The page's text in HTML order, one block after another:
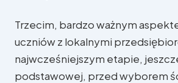
Trzecim, bardzo ważnym
uczniów z lokalnymi
najwcześniejszym etapie,
podstawowej, przed wyborem